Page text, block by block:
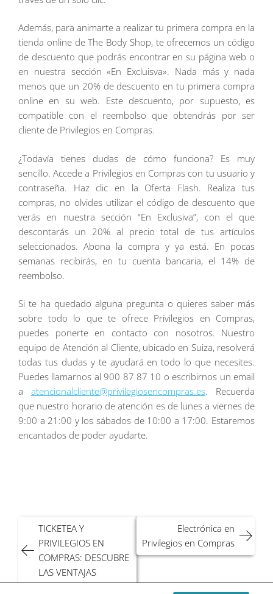
Además, para animarte a realizar tu primera compra en la
tienda online de The Body Shop, te ofrecemos un código
de descuento que podrás encontrar en su página web o
en nuestra sección «En Excluisva». Nada más y nada
menos que un 20% de descuento en tu primera compra
online en su web. Este descuento, por supuesto, es
compatible con el reembolso que obtendrás por ser
cliente de Privilegios en Compras.
¿Todavía tienes dudas de cómo funciona? Es muy
sencillo. Accede a Privilegios en Compras con tu usuario y
contraseña. Haz clic en la Oferta Flash. Realiza tus
compras, no olvides utilizar el código de descuento que
verás en nuestra sección “En Exclusiva”, con el que
descontarás un 20% al precio total de tus artículos
seleccionados. Abona la compra y ya está. En pocas
semanas recibirás, en tu cuenta bancaria, el 14% de
reembolso.
Si te ha quedado alguna pregunta o quieres saber más
sobre todo lo que te ofrece Privilegios en Compras,
puedes ponerte en contacto con nosotros. Nuestro
equipo de Atención al Cliente, ubicado en Suiza, resolverá
todas tus dudas y te ayudará en todo lo que necesites.
Puedes llamarnos al 900 87 87 10 o escribirnos un email
a atencionalcliente@privilegiosencompras.es. Recuerda
que nuestro horario de atención es de lunes a viernes de
9:00 a 21:00 y los sábados de 10:00 a 17:00. Estaremos
encantados de poder ayudarte.
Navegación
entradas
TICKETEA Y
PRIVILEGIOS EN
COMPRAS: DESCUBRE
LAS VENTAJAS
Electrónica en
Privilegios en Compras